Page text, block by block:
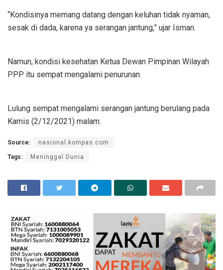
“Kondisinya memang datang dengan keluhan tidak nyaman,
sesak di dada, karena ya serangan jantung,” ujar Isman.
Namun, kondisi kesehatan Ketua Dewan Pimpinan Wilayah
PPP itu sempat mengalami penurunan.
Lulung sempat mengalami serangan jantung berulang pada
Kamis (2/12/2021) malam.
Source: nasional.kompas.com
Tags: Meninggal Dunia